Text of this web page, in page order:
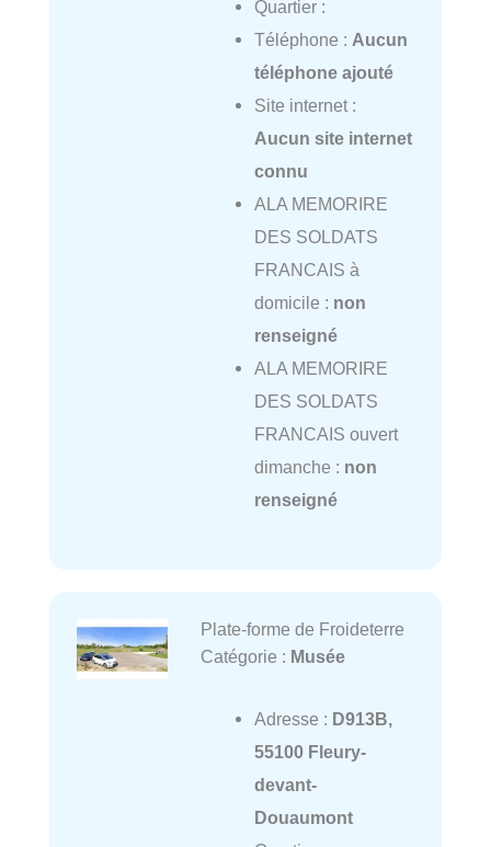
Quartier :
Téléphone : Aucun
téléphone ajouté
Site internet :
Aucun site internet
connu
ALA MEMORIRE
DES SOLDATS
FRANCAIS à
domicile : non
renseigné
ALA MEMORIRE
DES SOLDATS
FRANCAIS ouvert
dimanche : non
renseigné
Plate-forme de Froideterre
Catégorie : Musée
Adresse : D913B,
55100 Fleury-
devant-
Douaumont